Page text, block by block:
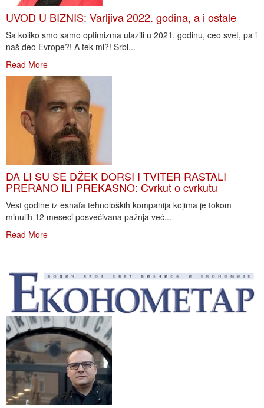
UVOD U BIZNIS: Varljiva 2022. godina, a i ostale
Sa koliko smo samo optimizma ulazili u 2021. godinu, ceo svet, pa i
naš deo Evrope?! A tek mi?! Srbi...
Read More
DA LI SU SE DŽEK DORSI I TVITER RASTALI
PRERANO ILI PREKASNO: Cvrkut o cvrkutu
Vest godine iz esnafa tehnoloških kompanija kojima je tokom
minulih 12 meseci posvećivana pažnja već...
Read More